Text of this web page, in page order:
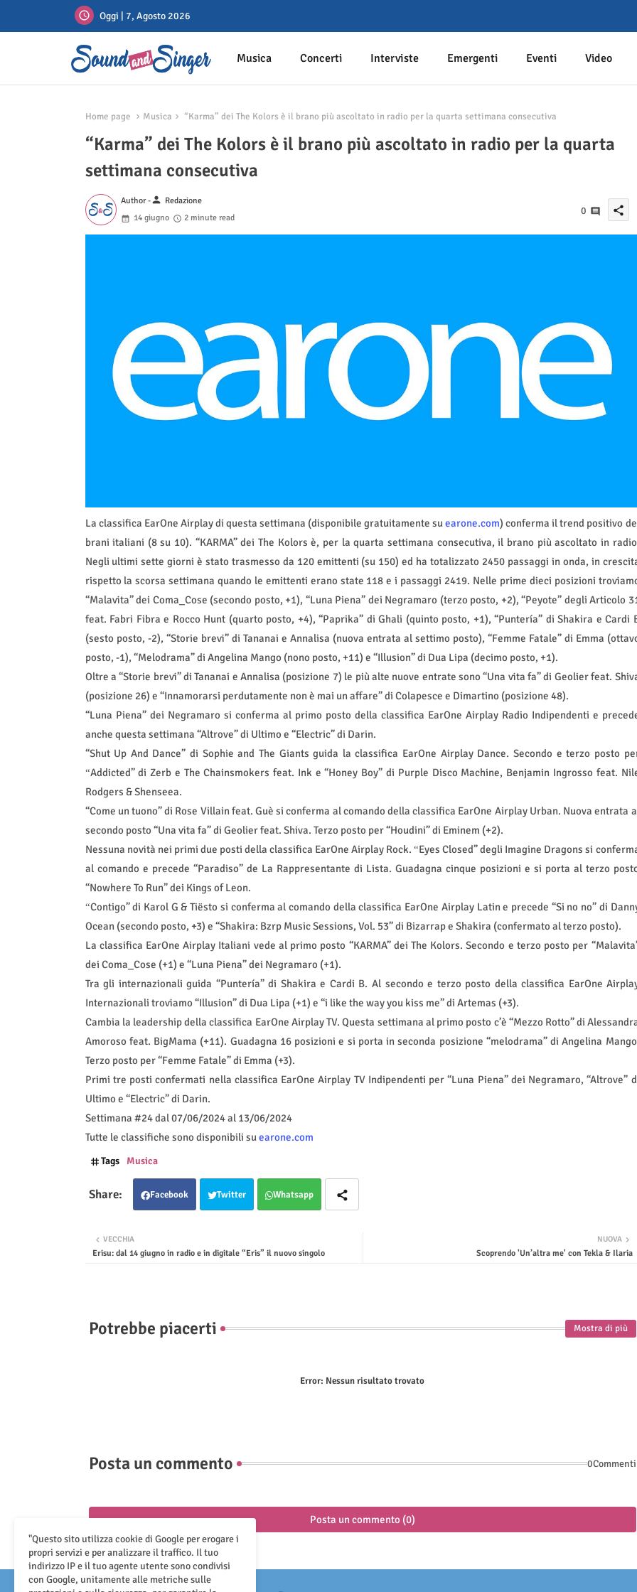
Oggi | 7, Agosto 2026
Musica Concerti Interviste Emergenti Eventi Video
Home page Musica “Karma” dei The Kolors è il brano più ascoltato in radio per la quarta settimana consecutiva
“Karma” dei The Kolors è il brano più ascoltato in radio per la quarta
settimana consecutiva
Author -person Redazione
14 giugno
2 minute read
0 share
La classifica EarOne Airplay di questa settimana (disponibile gratuitamente suearone.com) conferma il trend positivo
brani italiani (8 su 10). “KARMA” dei The Kolors è, per la quarta settimana consecutiva, il brano più ascoltato in
Negli ultimi sette giorni è stato trasmesso da 120 emittenti (su 150) ed ha totalizzato 2450 passaggi in onda, in
rispetto la scorsa settimana quando le emittenti erano state 118 e i passaggi 2419. Nelle prime dieci posizioni
“Malavita” dei Coma_Cose (secondo posto, +1), “Luna Piena” dei Negramaro (terzo posto, +2), “Peyote” degli Articolo
feat. Fabri Fibra e Rocco Hunt (quarto posto, +4), “Paprika” di Ghali (quinto posto, +1), “Puntería” di Shakira e Cardi
(sesto posto, -2), “Storie brevi” di Tananai e Annalisa (nuova entrata al settimo posto), “Femme Fatale” di Emma
posto, -1), “Melodrama” di Angelina Mango (nono posto, +11) e “Illusion” di Dua Lipa (decimo posto, +1).
Oltre a “Storie brevi” di Tananai e Annalisa (posizione 7) le più alte nuove entrate sono “Una vita fa” di Geolier feat.
(posizione 26) e “Innamorarsi perdutamente non è mai un affare” di Colapesce e Dimartino (posizione 48).
“Luna Piena” dei Negramaro si conferma al primo posto della classifica EarOne Airplay Radio Indipendenti e
anche questa settimana “Altrove” di Ultimo e “Electric” di Darin.
“Shut Up And Dance” di Sophie and The Giants guida la classifica EarOne Airplay Dance. Secondo e terzo posto
“Addicted” di Zerb e The Chainsmokers feat. Ink e “Honey Boy” di Purple Disco Machine, Benjamin Ingrosso feat.
Rodgers & Shenseea.
“Come un tuono” di Rose Villain feat. Guè si conferma al comando della classifica EarOne Airplay Urban. Nuova entrata
secondo posto “Una vita fa” di Geolier feat. Shiva. Terzo posto per “Houdini” di Eminem (+2).
Nessuna novità nei primi due posti della classifica EarOne Airplay Rock.“Eyes Closed” degli Imagine Dragons si
al comando e precede “Paradiso” de La Rappresentante di Lista. Guadagna cinque posizioni e si porta al terzo
“Nowhere To Run” dei Kings of Leon.
“Contigo” di Karol G & Tiësto si conferma al comando della classifica EarOne Airplay Latin e precede “Si no no” di
Ocean (secondo posto, +3) e “Shakira: Bzrp Music Sessions, Vol. 53” di Bizarrap e Shakira (confermato al terzo posto).
La classifica EarOne Airplay Italiani vede al primo posto “KARMA” dei The Kolors. Secondo e terzo posto per
dei Coma_Cose (+1) e “Luna Piena” dei Negramaro (+1).
Tra gli internazionali guida “Puntería” di Shakira e Cardi B. Al secondo e terzo posto della classifica EarOne
Internazionali troviamo “Illusion” di Dua Lipa (+1) e “i like the way you kiss me” di Artemas (+3).
Cambia la leadership della classifica EarOne Airplay TV. Questa settimana al primo posto c’è “Mezzo Rotto” di
Amoroso feat. BigMama (+11). Guadagna 16 posizioni e si porta in seconda posizione “melodrama” di Angelina
Terzo posto per “Femme Fatale” di Emma (+3).
Primi tre posti confermati nella classifica EarOne Airplay TV Indipendenti per “Luna Piena” dei Negramaro, “Altrove”
Ultimo e “Electric” di Darin.
Settimana #24 dal 07/06/2024 al 13/06/2024
Tutte le classifiche sono disponibili suearone.com
Tags Musica
Facebook Twitter Whatsapp
NUOVA
Scoprendo 'Un’altra me' con Tekla & Ilaria
VECCHIA
Erisu: dal 14 giugno in radio e in digitale “Eris” il nuovo singolo
Potrebbe piacerti Mostra di più
Error: Nessun risultato trovato
Posta un commento 0Commenti
Posta un commento (0)
"Questo sito utilizza cookie di Google per erogare i
propri servizi e per analizzare il traffico. Il tuo
indirizzo IP e il tuo agente utente sono condivisi
con Google, unitamente alle metriche sulle